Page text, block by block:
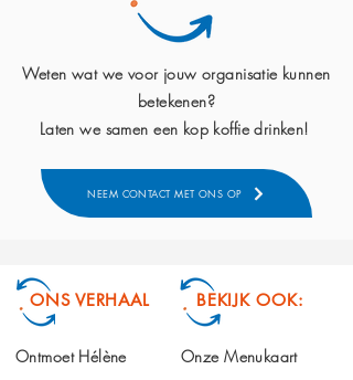
Weten wat we voor jouw organisatie kunnen
betekenen?
Laten we samen een kop koffie drinken!
NEEM CONTACT MET ONS OP
ONS VERHAAL BEKIJK OOK:
Ontmoet Hélène
Onze Menukaart